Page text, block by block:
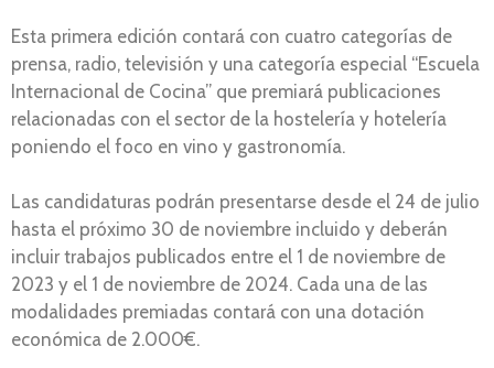
Esta primera edición contará con cuatro categorías de
prensa, radio, televisión y una categoría especial “Escuela
Internacional de Cocina” que premiará publicaciones
relacionadas con el sector de la hostelería y hotelería
poniendo el foco en vino y gastronomía.
Las candidaturas podrán presentarse desde el 24 de julio
hasta el próximo 30 de noviembre incluido y deberán
incluir trabajos publicados entre el 1 de noviembre de
2023 y el 1 de noviembre de 2024. Cada una de las
modalidades premiadas contará con una dotación
económica de 2.000€.